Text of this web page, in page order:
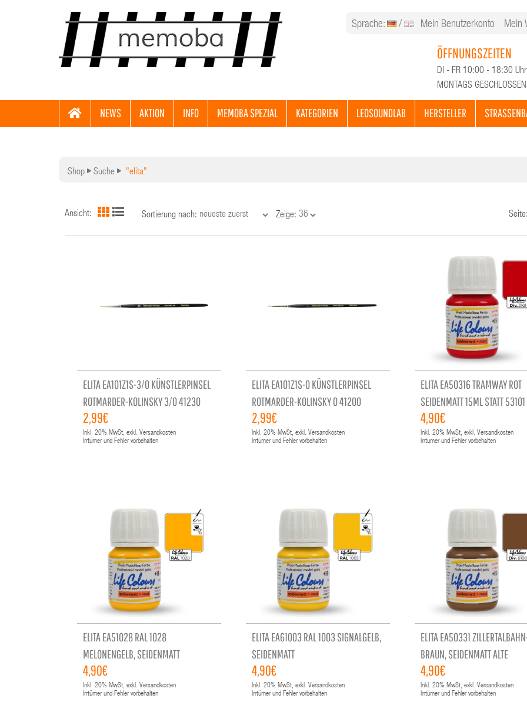
Sprache: / Mein Benutzerkonto Mein
ÖFFNUNGSZEITEN
DI - FR 10:00 - 18:30
MONTAGS GESCHLOSSEN
NEWS AKTION INFO MEMOBA SPEZIAL KATEGORIEN LEOSOUNDLAB HERSTELLER
Shop Suche "elita"
Ansicht: Sortierung nach: Zeige:
ELITA EA101Z1S-3/0 KÜNSTLERPINSEL
ROTMARDER-KOLINSKY 3/0 41230
2,99€
Inkl. 20% MwSt, exkl. Versandkosten
Irrtümer und Fehler vorbehalten
ELITA EA101Z1S-0 KÜNSTLERPINSEL
ROTMARDER-KOLINSKY 0 41200
2,99€
Inkl. 20% MwSt, exkl. Versandkosten
Irrtümer und Fehler vorbehalten
ELITA EA50316 TRAMWAY ROT
SEIDENMATT 15ML STATT 53101
4,90€
Inkl. 20% MwSt, exkl. Versandkosten
Irrtümer und Fehler vorbehalten
ELITA EA51028 RAL 1028
MELONENGELB, SEIDENMATT
4,90€
Inkl. 20% MwSt, exkl. Versandkosten
Irrtümer und Fehler vorbehalten
ELITA EA61003 RAL 1003 SIGNALGELB,
SEIDENMATT
4,90€
Inkl. 20% MwSt, exkl. Versandkosten
Irrtümer und Fehler vorbehalten
ELITA EA50331
BRAUN, SEIDENMATT ALTE
ARTIKELNR.58100
4,90€
Inkl. 20% MwSt, exkl. Versandkosten
Irrtümer und Fehler vorbehalten